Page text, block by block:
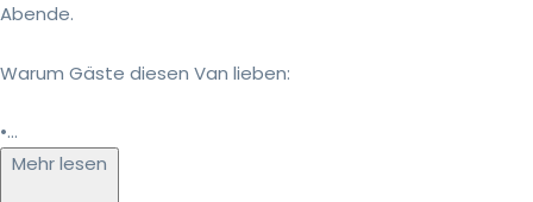
Abende.
Warum Gäste diesen Van lieben:
•...
Mehr lesen